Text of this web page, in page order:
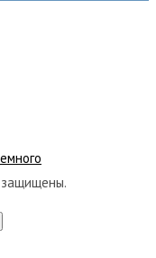
защищены.